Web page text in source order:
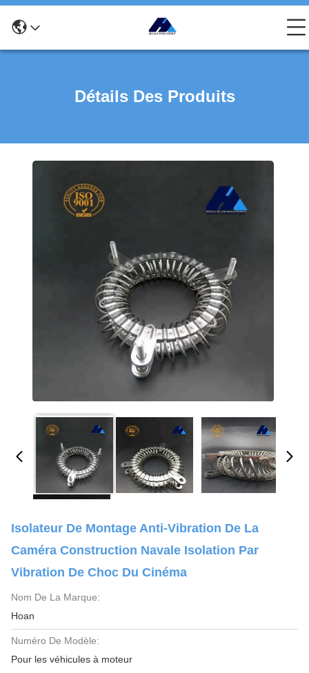
Détails Des Produits
Isolateur De Montage Anti-Vibration De La
Caméra Construction Navale Isolation Par
Vibration De Choc Du Cinéma
Nom De La Marque:
Hoan
Numéro De Modèle:
Pour les véhicules à moteur